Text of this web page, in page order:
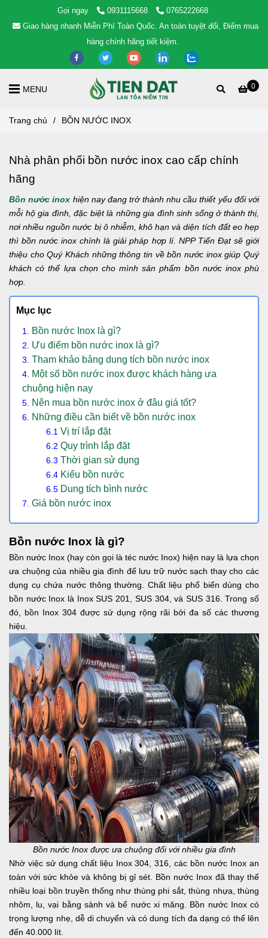
Gọi ngay 0931115668
0765222668
Giao hàng nhanh Miễn Phí Toàn Quốc. An toàn tuyệt đối, Điểm mua
hàng chính hãng tiết kiệm.
0
MENU
Trang chủ / BỒN NƯỚC INOX
Nhà phân phối bồn nước inox cao cấp chính
hãng
Bồn nước inox hiện nay đang trở thành nhu cầu thiết yếu đối với
mỗi hộ gia đình, đặc biệt là những gia đình sinh sống ở thành thị,
nơi nhiều nguồn nước bị ô nhiễm, khô hạn và diện tích đất eo hẹp
thì bồn nước inox chính là giải pháp hợp lí. NPP Tiến Đạt sẽ giới
thiệu cho Quý Khách những thông tin về bồn nước inox giúp Quý
khách có thể lựa chọn cho mình sản phẩm bồn nước inox phù
hợp.
Mục lục
Bồn nước Inox là gì?
Ưu điểm bồn nước inox là gì?
Tham khảo bảng dung tích bồn nước inox
Một số bồn nước inox được khách hàng ưa
chuộng hiện nay
Nên mua bồn nước inox ở đâu giá tốt?
Những điều cần biết về bồn nước inox
Vị trí lắp đặt
Quy trình lắp đặt
Thời gian sử dụng
Kiểu bồn nước
Dung tích bình nước
Giá bồn nước inox
Bồn nước Inox là gì?
Bồn nước Inox (hay còn gọi là téc nước Inox) hiện nay là lựa chọn
ưa chuộng của nhiều gia đình để lưu trữ nước sạch thay cho các
dụng cụ chứa nước thông thường. Chất liệu phổ biến dùng cho
bồn nước Inox là Inox SUS 201, SUS 304, và SUS 316. Trong số
đó, bồn Inox 304 được sử dụng rộng rãi bởi đa số các thương
hiệu.
Bồn nước Inox được ưa chuộng đối với nhiều gia đình
Nhờ việc sử dụng chất liệu Inox 304, 316, các bồn nước Inox an
toàn với sức khỏe và không bị gỉ sét. Bồn nước Inox đã thay thế
nhiều loại bồn truyền thống như thùng phi sắt, thùng nhựa, thùng
nhôm, lu, vại bằng sành và bể nước xi măng. Bồn nước Inox có
trọng lượng nhẹ, dễ di chuyển và có dung tích đa dạng có thể lên
đến 40.000 lít.